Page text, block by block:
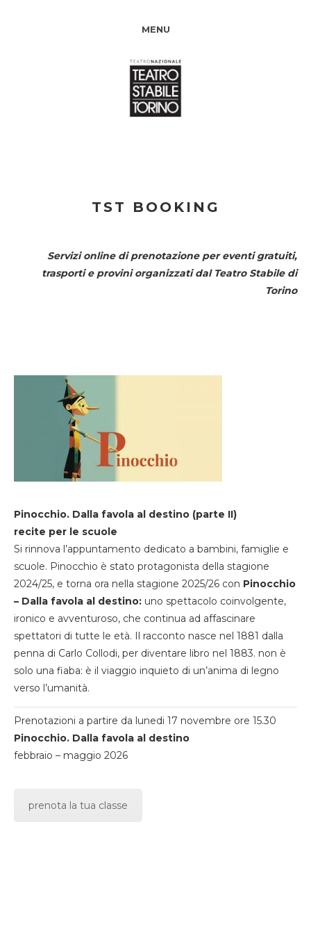
MENU
TST BOOKING
Servizi online di prenotazione per eventi gratuiti,
trasporti e provini organizzati dal Teatro Stabile di
Torino
Pinocchio. Dalla favola al destino (parte II)
recite per le scuole
Si rinnova l’appuntamento dedicato a bambini, famiglie e
scuole. Pinocchio è stato protagonista della stagione
2024/25, e torna ora nella stagione 2025/26 con Pinocchio
– Dalla favola al destino: uno spettacolo coinvolgente,
ironico e avventuroso, che continua ad affascinare
spettatori di tutte le età. Il racconto nasce nel 1881 dalla
penna di Carlo Collodi, per diventare libro nel 1883. non è
solo una fiaba: è il viaggio inquieto di un’anima di legno
verso l’umanità.
Prenotazioni a partire da lunedi 17 novembre ore 15.30
Pinocchio. Dalla favola al destino
febbraio – maggio 2026
prenota la tua classe